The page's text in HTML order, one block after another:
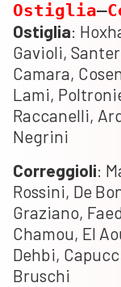
Ostiglia–
Ostiglia:
Gavioli,
Camara,
Lami,
Raccanelli,
Negrini
Correggioli:
Rossini, De
Graziano,
Chamou, El
Dehbi,
Bruschi